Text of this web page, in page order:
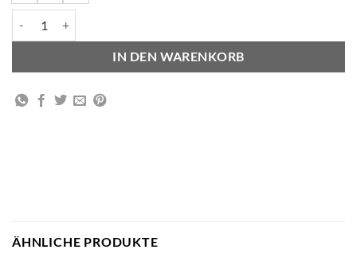
IN DEN WARENKORB
ÄHNLICHE PRODUKTE